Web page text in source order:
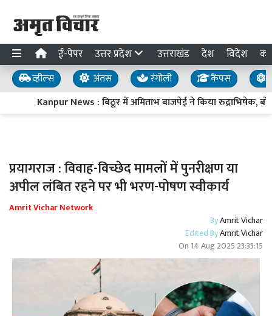
ई-पेपर उत्तर प्रदेश उत्तराखंड देश विदेश
व्हील्स अंतस रंगोली कैंपस
Kanpur News : बिठूर में अमिताभ बाजपेई ने किया रुद्राभिषेक,
प्रयागराज : विवाह-विच्छेद मामलों में पुनरीक्षण या
अपील लंबित रहने पर भी भरण-पोषण स्वीकार्य
Amrit Vichar Network
ByAmrit Vichar
Edited ByAmrit Vichar
On 14 Aug 2025 23:33:15